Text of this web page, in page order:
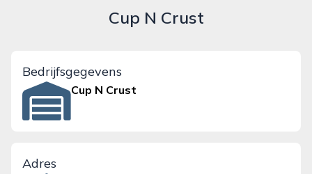
Cup N Crust
Bedrijfsgegevens
Cup N Crust
Adres